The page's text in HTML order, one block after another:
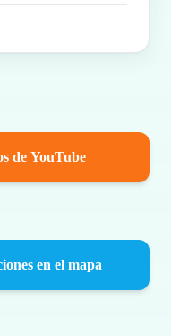
de YouTube
en el mapa